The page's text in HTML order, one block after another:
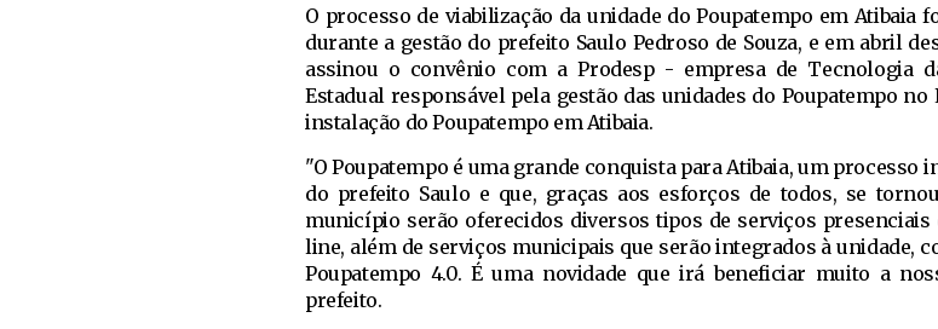
O processo de viabilização da unidade do Poupatempo em Atibaia
durante a gestão do prefeito Saulo Pedroso de Souza, e em abril
assinou o convênio com a Prodesp - empresa de Tecnologia
Estadual responsável pela gestão das unidades do Poupatempo
instalação do Poupatempo em Atibaia.
"O Poupatempo é uma grande conquista para Atibaia, um processo
do prefeito Saulo e que, graças aos esforços de todos, se
município serão oferecidos diversos tipos de serviços presenciais
line, além de serviços municipais que serão integrados à unidade,
Poupatempo 4.0. É uma novidade que irá beneficiar muito a
prefeito.